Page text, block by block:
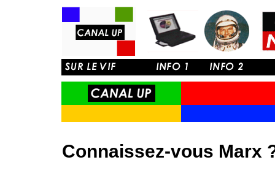
Connaissez-vous Marx